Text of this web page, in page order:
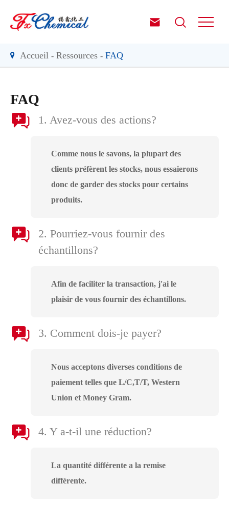
 
Accueil Ressources FAQ
FAQ
1. Avez-vous des actions?
Comme nous le savons, la plupart des
clients préfèrent les stocks, nous essaierons
donc de garder des stocks pour certains
produits.
2. Pourriez-vous fournir des
échantillons?
Afin de faciliter la transaction, j'ai le
plaisir de vous fournir des échantillons.
3. Comment dois-je payer?
Nous acceptons diverses conditions de
paiement telles que L/C,T/T, Western
Union et Money Gram.
4. Y a-t-il une réduction?
La quantité différente a la remise
différente.